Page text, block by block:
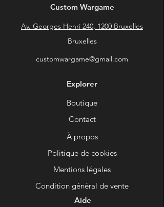
Custom Wargame
Av. Georges Henri 240, 1200 Bruxelles
Bruxelles
customwargame@gmail.com
Explorer
Boutique
Contact
À propos
Politique de cookies
Mentions légales
Condition général de vente
Aide